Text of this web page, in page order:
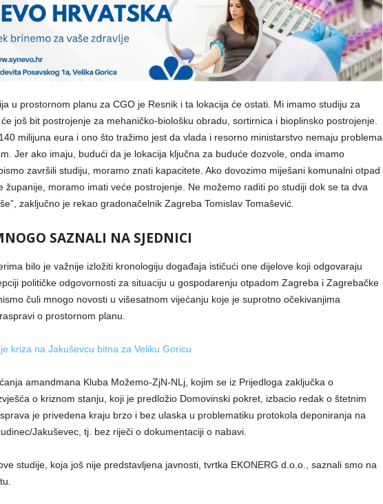
u prostornom planu za CGO je Resnik i ta lokacija će ostati. Mi imamo studiju za
još bit postrojenje za mehaničko-biološku obradu, sortirnica i bioplinsko postrojenje.
milijuna eura i ono što tražimo jest da vlada i resorno ministarstvo nemaju problema
Jer ako imaju, budući da je lokacija ključna za buduće dozvole, onda imamo
završili studiju, moramo znati kapacitete. Ako dovozimo miješani komunalni otpad
županije, moramo imati veće postrojenje. Ne možemo raditi po studiji dok se ta dva
zaključno je rekao gradonačelnik Zagreba Tomislav Tomašević.
SAZNALI NA SJEDNICI
bilo je važnije izložiti kronologiju događaja ističući one dijelove koji odgovaraju
političke odgovornosti za situaciju u gospodarenju otpadom Zagreba i Zagrebačke
čuli mnogo novosti u višesatnom vijećanju koje je suprotno očekivanjima
o prostornom planu.
kriza na Jakuševcu bitna za Veliku Goricu
amandmana Kluba Možemo-ZjN-NLj, kojim se iz Prijedloga zaključka o
o kriznom stanju, koji je predložio Domovinski pokret, izbacio redak o štetnim
je privedena kraju brzo i bez ulaska u problematiku protokola deponiranja na
Jakuševec, tj. bez riječi o dokumentaciji o nabavi.
studije, koja još nije predstavljena javnosti, tvrtka EKONERG d.o.o., saznali smo na